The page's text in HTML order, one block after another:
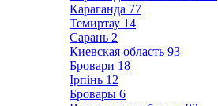
Караганда 77
Темиртау 14
Сарань 2
Киевская область 93
Бровари 18
Ірпінь 12
Бровары 6